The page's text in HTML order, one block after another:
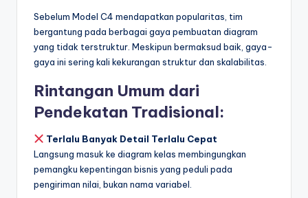
Sebelum Model C4 mendapatkan popularitas, tim
bergantung pada berbagai gaya pembuatan diagram
yang tidak terstruktur. Meskipun bermaksud baik, gaya-
gaya ini sering kali kekurangan struktur dan skalabilitas.
Rintangan Umum dari
Pendekatan Tradisional:
Terlalu Banyak Detail Terlalu Cepat
Langsung masuk ke diagram kelas membingungkan
pemangku kepentingan bisnis yang peduli pada
pengiriman nilai, bukan nama variabel.